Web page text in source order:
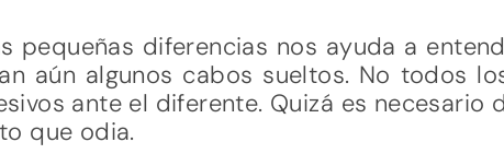
pequeñas diferencias nos ayuda a
aún algunos cabos sueltos. No todos
ante el diferente. Quizá es necesario
que odia.